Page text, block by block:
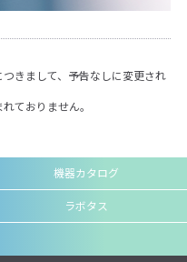
きまして、予告なしに変更され
ておりません。
機器カタログ
ラボタス